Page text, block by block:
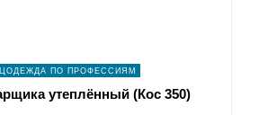
ПО ПРОФЕССИЯМ
утеплённый (Кос 350)